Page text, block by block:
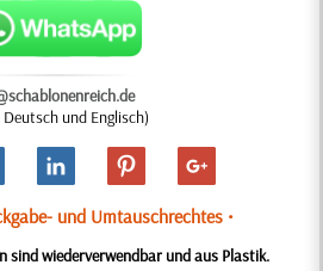
und Englisch)
und Umtauschrechtes •
sind wiederverwendbar und aus Plastik.